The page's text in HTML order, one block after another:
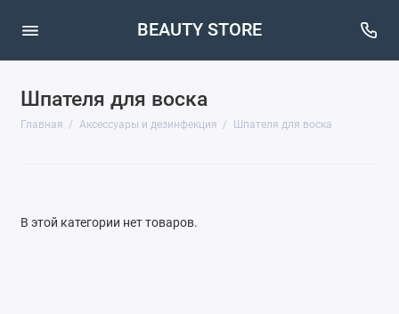
BEAUTY STORE
Шпателя для воска
Главная Аксессуары и дезинфекция Шпателя для воска
Косметичка
Шпатель
В этой категории нет товаров.